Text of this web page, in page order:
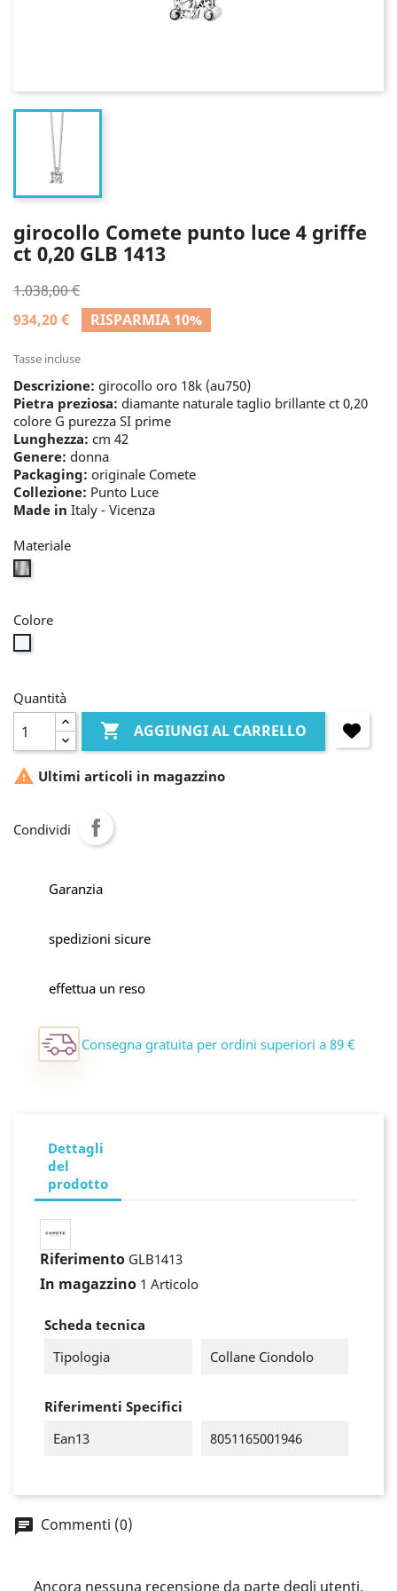
girocollo Comete punto luce 4 griffe
ct 0,20 GLB 1413
1.038,00 €
934,20 €
RISPARMIA 10%
Tasse incluse
Descrizione: girocollo oro 18k (au750)
Pietra preziosa: diamante naturale taglio brillante ct 0,20
colore G purezza SI prime
Lunghezza: cm 42
Genere: donna
Packaging: originale Comete
Collezione: Punto Luce
Made in Italy - Vicenza
Materiale
bianco
Colore
Quantità
 AGGIUNGI AL CARRELLO
 Ultimi articoli in magazzino
Condividi
Garanzia
spedizioni sicure
effettua un reso
Consegna gratuita per ordini superiori a 89 €
Dettagli
del
prodotto
Riferimento GLB1413
In magazzino 1 Articolo
Scheda tecnica
Tipologia
Collane Ciondolo
Riferimenti Specifici
Ean13
8051165001946
Commenti (0)
Ancora nessuna recensione da parte degli utenti.
Accedi ×